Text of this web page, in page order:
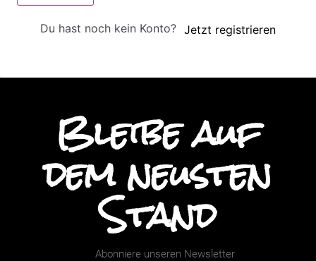
Du hast noch kein Konto? Jetzt registrieren
Bleibe auf
dem neusten
Stand
Abonniere unseren Newsletter